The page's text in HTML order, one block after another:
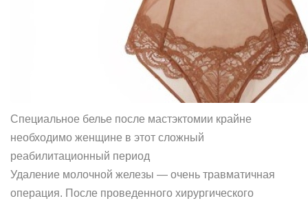
Специальное белье после мастэктомии крайне
необходимо женщине в этот сложный
реабилитационный период
Удаление молочной железы — очень травматичная
операция. После проведенного хирургического